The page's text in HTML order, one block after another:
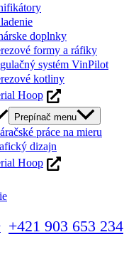
doplnky
formy a ráfiky
systém VinPilot
kotliny
Hoop
Prepínač menu
práce na mieru
dizajn
Hoop
+421 903 653 234